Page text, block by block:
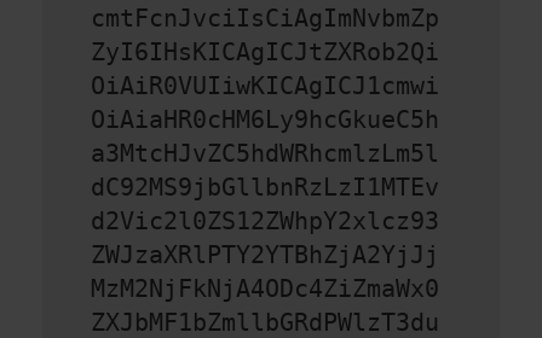
cmtFcnJvciIsCiAgImNvbmZp
ZyI6IHsKICAgICJtZXRob2Qi
OiAiR0VUIiwKICAgICJ1cmwi
OiAiaHR0cHM6Ly9hcGkueC5h
a3MtcHJvZC5hdWRhcmlzLm5l
dC92MS9jbGllbnRzLzI1MTEv
d2Vic2l0ZS12ZWhpY2xlcz93
ZWJzaXRlPTY2YTBhZjA2YjJj
MzM2NjFkNjA4ODc4ZiZmaWx0
ZXJbMF1bZmllbGRdPWlzT3du